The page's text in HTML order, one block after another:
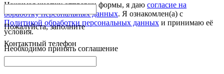
Нажимая кнопку отправки формы, я даю согласие на
обработку персональных данных. Я ознакомлен(а) с
Политикой обработки персональных данных и принимаю её
условия.
Необходимо принять соглашение
Пожалуйста, заполните
Контактный телефон